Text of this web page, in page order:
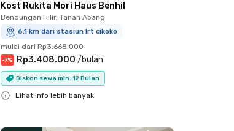
Kost Rukita Mori Haus Benhil
Bendungan Hilir, Tanah Abang
6.1 km dari stasiun lrt cikoko
mulai dari Rp3.668.000
-7% Rp3.408.000 /bulan
Diskon sewa min. 12 Bulan
Lihat info lebih banyak